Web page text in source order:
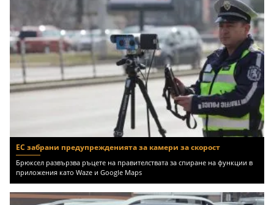
ЕС забрани предупрежденията за камери за скорост
Брюксел развързва ръцете на правителствата за спиране на функции в
приложения като Waze и Google Maps